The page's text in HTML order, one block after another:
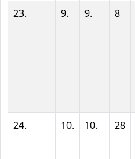
23. 9. 9. 8
24. 10. 10. 28